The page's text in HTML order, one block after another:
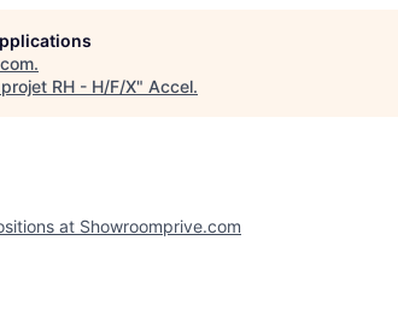
.
RH - H/F/X" Accel.
at Showroomprive.com